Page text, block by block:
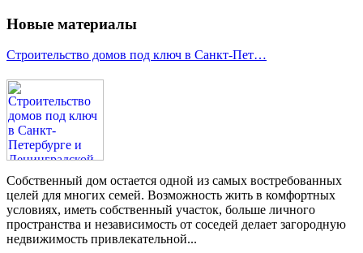
Новые материалы
Строительство домов под ключ в Санкт-Пет…
Собственный дом остается одной из самых востребованных
целей для многих семей. Возможность жить в комфортных
условиях, иметь собственный участок, больше личного
пространства и независимость от соседей делает загородную
недвижимость привлекательной...